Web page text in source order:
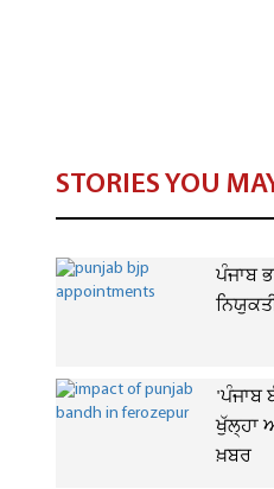
STORIES YOU
ਪੰਜਾਬ
'ਪੰਜਾਬ
ਖੁੱਲ੍ਹਾ
ਖ਼ਬਰ